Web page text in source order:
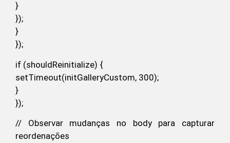
}
});
}
});
if (shouldReinitialize) {
setTimeout(initGalleryCustom, 300);
}
});
// Observar mudanças no body para capturar
reordenações